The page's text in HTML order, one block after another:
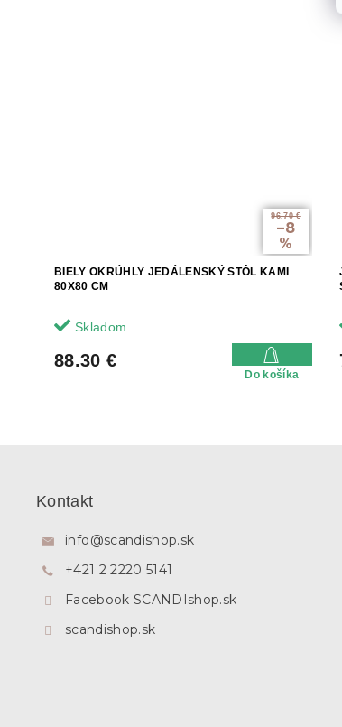
96.70 €
–8
%
BIELY OKRÚHLY JEDÁLENSKÝ STÔL KAMI
80X80 CM
Skladom
88.30 €
Do košíka
Kontakt
info@scandishop.sk
+421 2 2220 5141
Facebook SCANDIshop.sk
scandishop.sk